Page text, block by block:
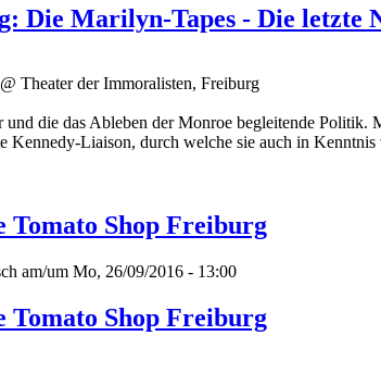
Die Marilyn-Tapes - Die letzte
Theater der Immoralisten, Freiburg
die das Ableben der Monroe begleitende Politik.
Kennedy-Liaison, durch welche sie auch in
Tomato Shop Freiburg
am/um Mo, 26/09/2016 - 13:00
Tomato Shop Freiburg